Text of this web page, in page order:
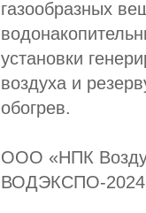
газообразных
установки
воздуха и
обогрев.
ООО «НПК
ВОДЭКСПО-2024